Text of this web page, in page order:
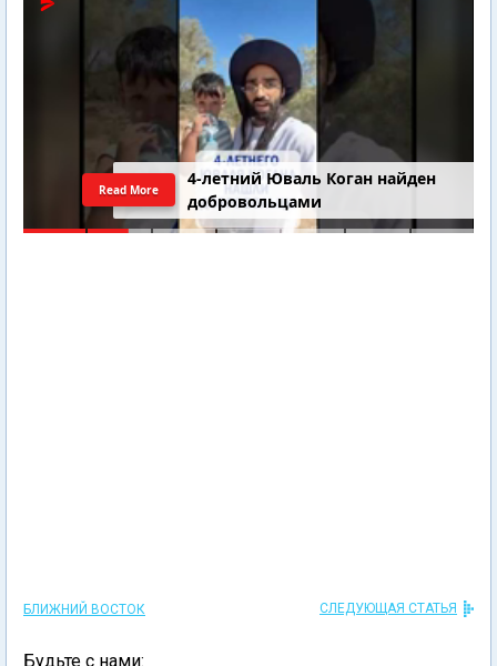
4-летний Юваль Коган найден
добровольцами
Read More
БЛИЖНИЙ ВОСТОК СЛЕДУЮЩАЯ СТАТЬЯ
Будьте с нами: